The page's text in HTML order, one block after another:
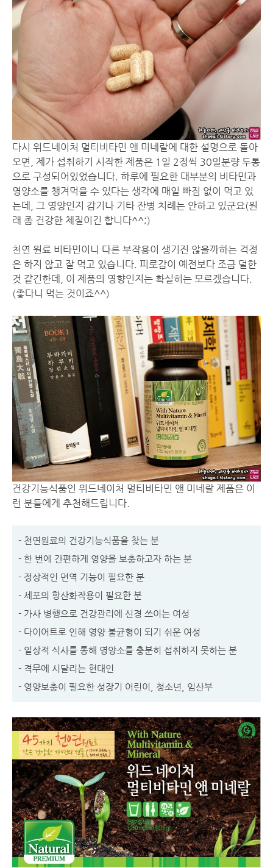
다시 위드네이처 멀티비타민 앤 미네랄에 대한 설명으로 돌아
오면, 제가 섭취하기 시작한 제품은 1일 2정씩 30일분량 두통
으로 구성되어있었습니다. 하루에 필요한 대부분의 비타민과
영양소를 챙겨먹을 수 있다는 생각에 매일 빠짐 없이 먹고 있
는데, 그 영양인지 감기나 기타 잔병 치례는 안하고 있군요(원
래 좀 건강한 체질이긴 합니다^^;)
천연 원료 비타민이니 다른 부작용이 생기진 않을까하는 걱정
은 하지 않고 잘 먹고 있습니다. 피로감이 예전보다 조금 덜한
것 같긴한데, 이 제품의 영향인지는 확실히는 모르겠습니다.
(좋다니 먹는 것이죠^^)
건강기능식품인 위드네이처 멀티비타민 앤 미네랄 제품은 이
런 분들에게 추천해드립니다.
- 천연원료의 건강기능식품을 찾는 분
- 한 번에 간편하게 영양을 보충하고자 하는 분
- 정상적인 면역 기능이 필요한 분
- 세포의 항산화작용이 필요한 분
- 가사 병행으로 건강관리에 신경 쓰이는 여성
- 다이어트로 인해 영양 불균형이 되기 쉬운 여성
- 일상적 식사를 통해 영양소를 충분히 섭취하지 못하는 분
- 격무에 시달리는 현대인
- 영양보충이 필요한 성장기 어린이, 청소년, 임산부